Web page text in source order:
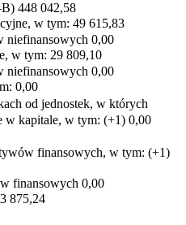
448 042,58
w tym: 49 615,83
niefinansowych 0,00
w tym: 29 809,10
niefinansowych 0,00
0,00
od jednostek, w których
w kapitale, w tym: (+1) 0,00
finansowych, w tym: (+1)
finansowych 0,00
3 875,24